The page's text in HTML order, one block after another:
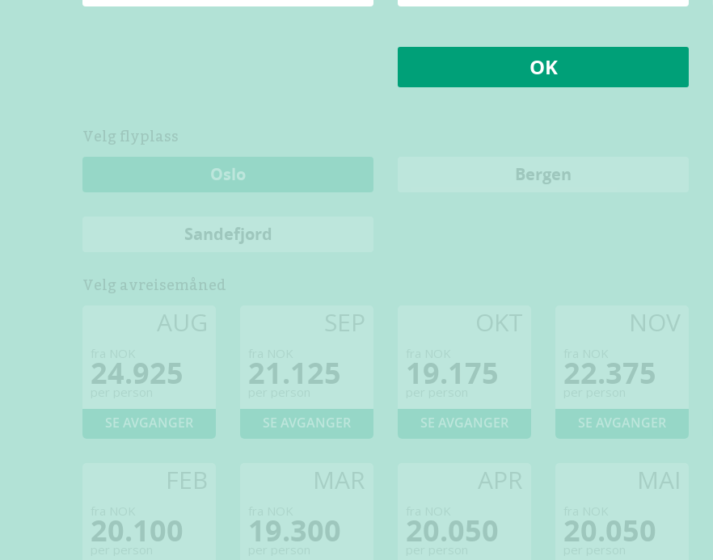
OK
Velg flyplass
Oslo Bergen
Sandefjord
Velg avreisemåned
24.925
SE AVGANGER
21.125
SE AVGANGER
19.175
SE AVGANGER
22.375
SE AVGANGER
20.100 19.300 20.050 20.050